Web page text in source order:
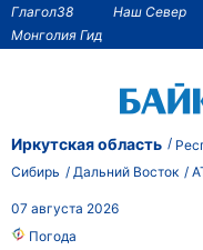
Глагол38 Наш Север
Монголия Гид
Иркутская область
Сибирь
Дальний Восток
07 августа 2026
Погода